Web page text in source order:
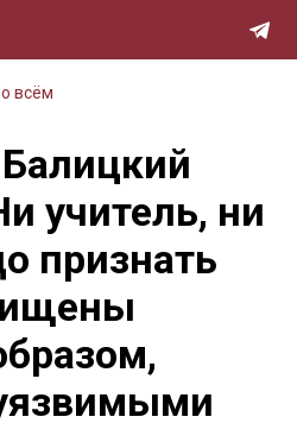
всём
учитель, ни
признать